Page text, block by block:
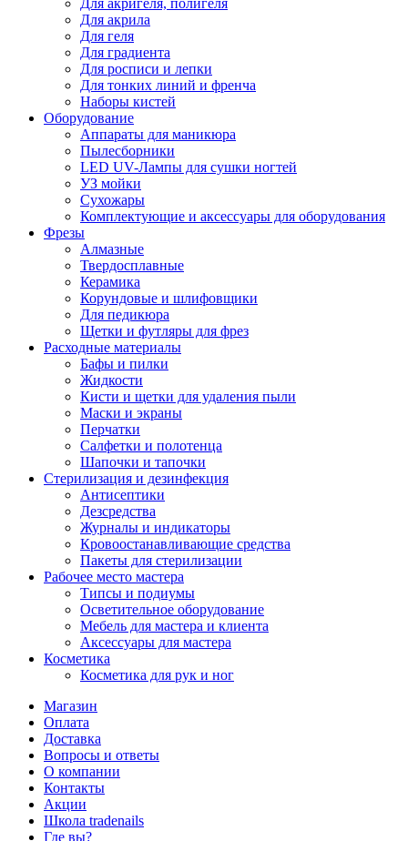
Для акригеля, полигеля
Для акрила
Для геля
Для градиента
Для росписи и лепки
Для тонких линий и френча
Наборы кистей
Оборудование
Аппараты для маникюра
Пылесборники
LED UV-Лампы для сушки ногтей
УЗ мойки
Сухожары
Комплектующие и аксессуары для оборудования
Фрезы
Алмазные
Твердосплавные
Керамика
Корундовые и шлифовщики
Для педикюра
Щетки и футляры для фрез
Расходные материалы
Бафы и пилки
Жидкости
Кисти и щетки для удаления пыли
Маски и экраны
Перчатки
Салфетки и полотенца
Шапочки и тапочки
Стерилизация и дезинфекция
Антисептики
Дезсредства
Журналы и индикаторы
Кровоостанавливающие средства
Пакеты для стерилизации
Рабочее место мастера
Типсы и подиумы
Осветительное оборудование
Мебель для мастера и клиента
Аксессуары для мастера
Косметика
Косметика для рук и ног
Магазин
Оплата
Доставка
Вопросы и ответы
О компании
Контакты
Акции
Школа tradenails
Где вы?